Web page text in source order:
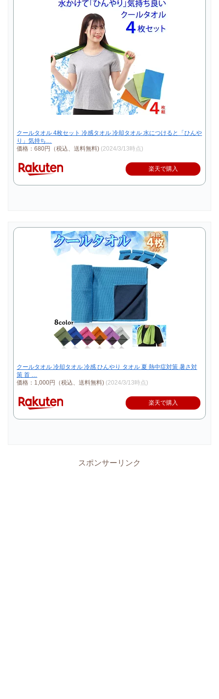
クールタオル 4枚セット 冷感タオル 冷却タオル 水につけると「ひんや
り」気持ち…
価格：680円（税込、送料無料) (2024/3/13時点)
楽天で購入
クールタオル 冷却タオル 冷感 ひんやり タオル 夏 熱中症対策 暑さ対
策 首 …
価格：1,000円（税込、送料無料) (2024/3/13時点)
楽天で購入
スポンサーリンク